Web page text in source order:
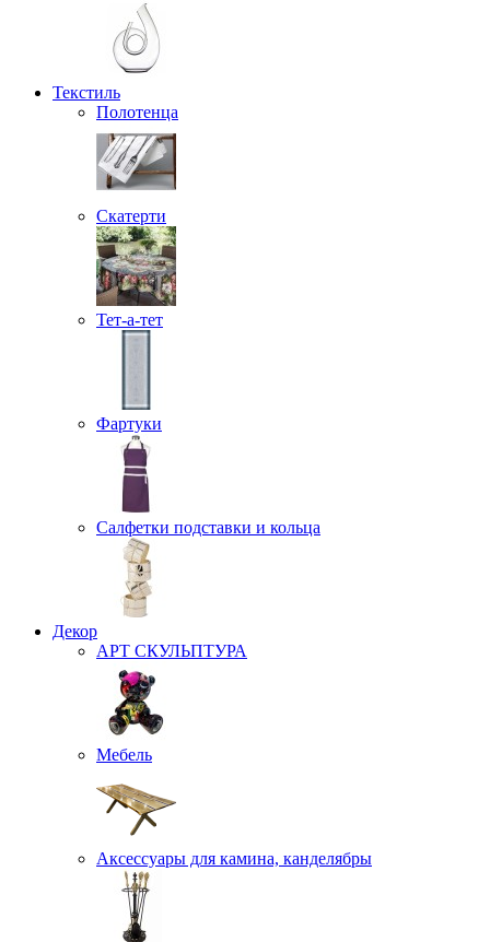
Текстиль
Полотенца
Скатерти
Тет-а-тет
Фартуки
Салфетки подставки и кольца
Декор
АРТ СКУЛЬПТУРА
Мебель
Аксессуары для камина, канделябры